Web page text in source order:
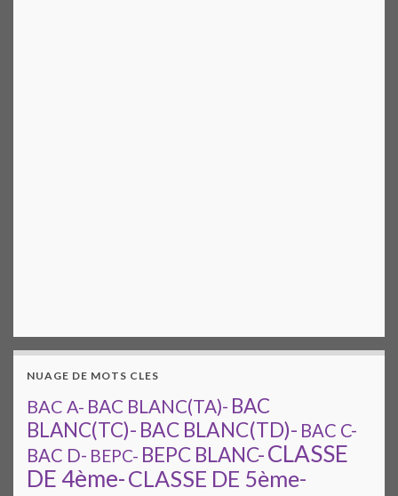
NUAGE DE MOTS CLES
BAC A- BAC BLANC(TA)- BAC
BLANC(TC)- BAC BLANC(TD)- BAC C-
BAC D- BEPC- BEPC BLANC-CLASSE
DE 4ème-CLASSE DE 5ème-